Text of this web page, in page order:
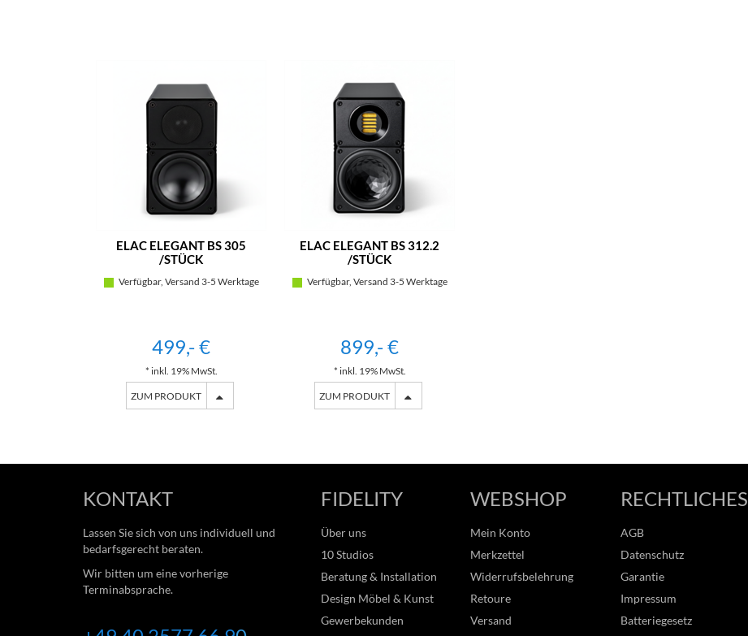
ELAC ELEGANT BS 305
/STÜCK
Verfügbar, Versand 3-5 Werktage
499,- €
* inkl. 19% MwSt.
ZUM PRODUKT
ELAC ELEGANT BS 312.2
/STÜCK
Verfügbar, Versand 3-5 Werktage
899,- €
* inkl. 19% MwSt.
ZUM PRODUKT
KONTAKT
Lassen Sie sich von uns individuell und
bedarfsgerecht beraten.
Wir bitten um eine vorherige
Terminabsprache.
FIDELITY
Über uns
10 Studios
Beratung & Installation
Design Möbel & Kunst
Gewerbekunden
WEBSHOP
Mein Konto
Merkzettel
Widerrufsbelehrung
Retoure
Versand
RECHTLICHES
AGB
Datenschutz
Garantie
Impressum
Batteriegesetz